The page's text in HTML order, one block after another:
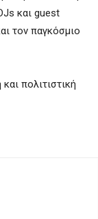
και guest
τον παγκόσμιο
πολιτιστική